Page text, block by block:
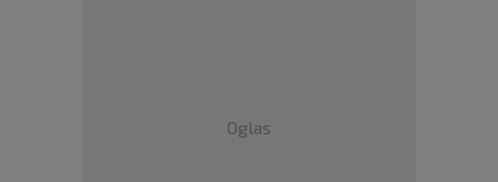
Oglas